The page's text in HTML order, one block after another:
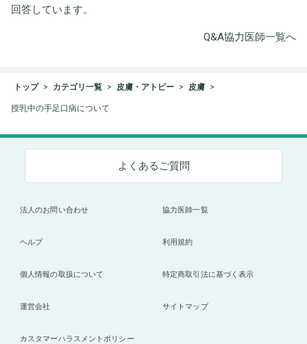
回答しています。
Q&A協力医師一覧へ
トップ カテゴリ一覧 皮膚・アトピー 皮膚
授乳中の手足口病について
よくあるご質問
法人のお問い合わせ 協力医師一覧
ヘルプ 利用規約
個人情報の取扱について 特定商取引法に基づく表示
運営会社 サイトマップ
カスタマーハラスメントポリシー